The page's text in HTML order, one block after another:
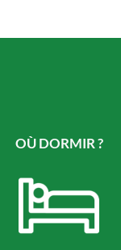
OÙ DORMIR ?